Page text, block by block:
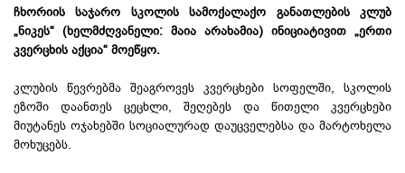
ჩხორიის საჯარო სკოლის სამოქალაქო განათლების კლუბ
„ნიკეს“ (ხელმძღვანელი: მაია არახამია) ინიციატივით „ერთი
კვერცხის აქცია“ მოეწყო.
კლუბის წევრებმა შეაგროვეს კვერცხები სოფელში, სკოლის
ეზოში დაანთეს ცეცხლი, შეღებეს და წითელი კვერცხები
მიუტანეს ოჯახებში სოციალურად დაუცველებსა და მარტოხელა
მოხუცებს.